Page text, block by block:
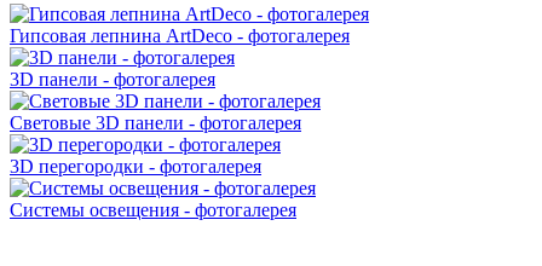
Гипсовая лепнина ArtDeco - фотогалерея
3D панели - фотогалерея
Световые 3D панели - фотогалерея
3D перегородки - фотогалерея
Системы освещения - фотогалерея